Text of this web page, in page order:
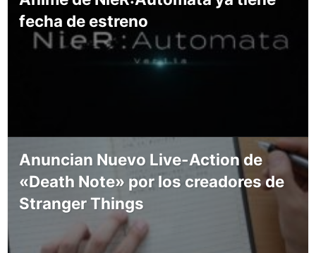
fecha de estreno
Anuncian Nuevo Live-Action de
«Death Note» por los creadores de
Stranger Things